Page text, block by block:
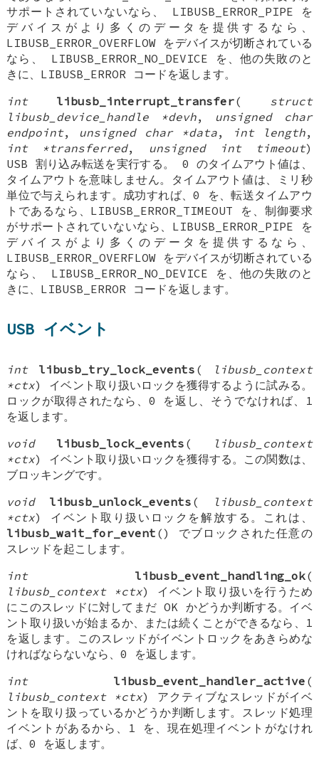
サポートされていないなら、 LIBUSB_ERROR_PIPE を
デバイスがより多くのデータを提供するなら、
LIBUSB_ERROR_OVERFLOW をデバイスが切断されている
なら、 LIBUSB_ERROR_NO_DEVICE を、他の失敗のと
きに、LIBUSB_ERROR コードを返します。
int
libusb_interrupt_transfer( struct
libusb_device_handle *devh, unsigned char
endpoint, unsigned char *data, int length,
int *transferred, unsigned int timeout)
USB 割り込み転送を実行する。 0 のタイムアウト値は、
タイムアウトを意味しません。タイムアウト値は、ミリ秒
単位で与えられます。成功すれば、0 を、転送タイムアウ
トであるなら、LIBUSB_ERROR_TIMEOUT を、制御要求
がサポートされていないなら、LIBUSB_ERROR_PIPE を
デバイスがより多くのデータを提供するなら、
LIBUSB_ERROR_OVERFLOW をデバイスが切断されている
なら、 LIBUSB_ERROR_NO_DEVICE を、他の失敗のと
きに、LIBUSB_ERROR コードを返します。
USB イベント
int libusb_try_lock_events (
libusb_context
*ctx) イベント取り扱いロックを獲得するように試みる。
ロックが取得されたなら、0 を返し、そうでなければ、1
を返します。
void
libusb_lock_events (
libusb_context
*ctx) イベント取り扱いロックを獲得する。この関数は、
ブロッキングです。
void
libusb_unlock_events (
libusb_context
*ctx) イベント取り扱いロックを解放する。これは、
libusb_wait_for_event () でブロックされた任意の
スレッドを起こします。
int
libusb_event_handling_ok(
libusb_context *ctx) イベント取り扱いを行うため
にこのスレッドに対してまだ OK かどうか判断する。イベ
ント取り扱いが始まるか、または続くことができるなら、1
を返します。このスレッドがイベントロックをあきらめな
ければならないなら、0 を返します。
int
libusb_event_handler_active (
libusb_context *ctx) アクティブなスレッドがイベ
ントを取り扱っているかどうか判断します。スレッド処理
イベントがあるから、1 を、現在処理イベントがなけれ
ば、0 を返します。